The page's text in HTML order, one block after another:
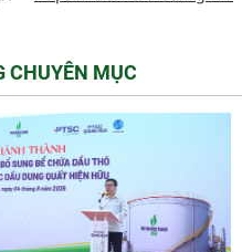
CHUYÊN MỤC